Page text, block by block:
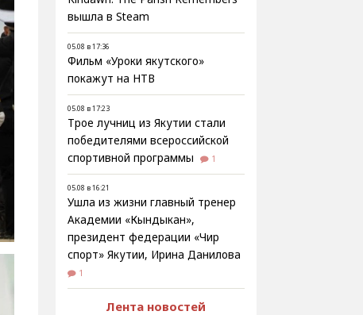
вышла в Steam
05.08 в 17:36
Фильм «Уроки якутского»
покажут на НТВ
05.08 в 17:23
Трое лучниц из Якутии стали
победителями всероссийской
спортивной программы
1
05.08 в 16:21
Ушла из жизни главный тренер
Академии «Кындыкан»,
президент федерации «Чир
спорт» Якутии, Ирина Данилова
1
Лента новостей